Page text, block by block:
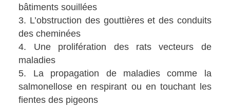
bâtiments souillées
L’obstruction des gouttières et des conduits
des cheminées
Une prolifération des rats vecteurs de
maladies
La propagation de maladies comme la
salmonellose en respirant ou en touchant les
fientes des pigeons